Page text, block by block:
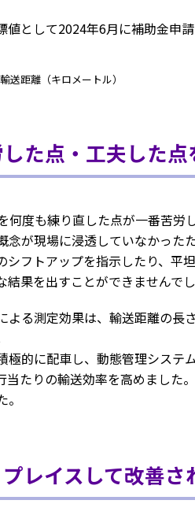
として2024年6月に補助金申
送距離（キロメートル）
た点・工夫した点
度も練り直した点が一番苦労
が現場に浸透していなかった
シフトアップを指示したり、
果を出すことができませんでし
る測定効果は、輸送距離の長
的に配車し、動態管理システ
たりの輸送効率を高めました。
レイスして改善さ